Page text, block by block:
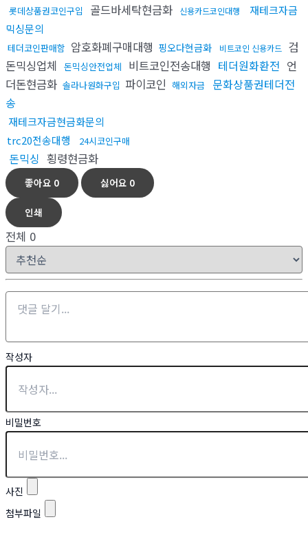
롯데상품권코인구입 골드바세탁현금화 신용카드코인대행
재테크자금
믹싱문의
테더코인판매함 암호화폐구매대행 핑오다현금화 비트코인 신용카드
검
돈믹싱업체 돈믹싱안전업체 비트코인전송대행 테더원화환전 언
더돈현금화 솔라나원화구입 파이코인 해외자금
문화상품권테더전
송
재테크자금현금화문의
trc20전송대행
24시코인구매
돈믹싱 횡령현금화
좋아요 0 싫어요 0
인쇄
전체 0
작성자
비밀번호
사진
첨부파일